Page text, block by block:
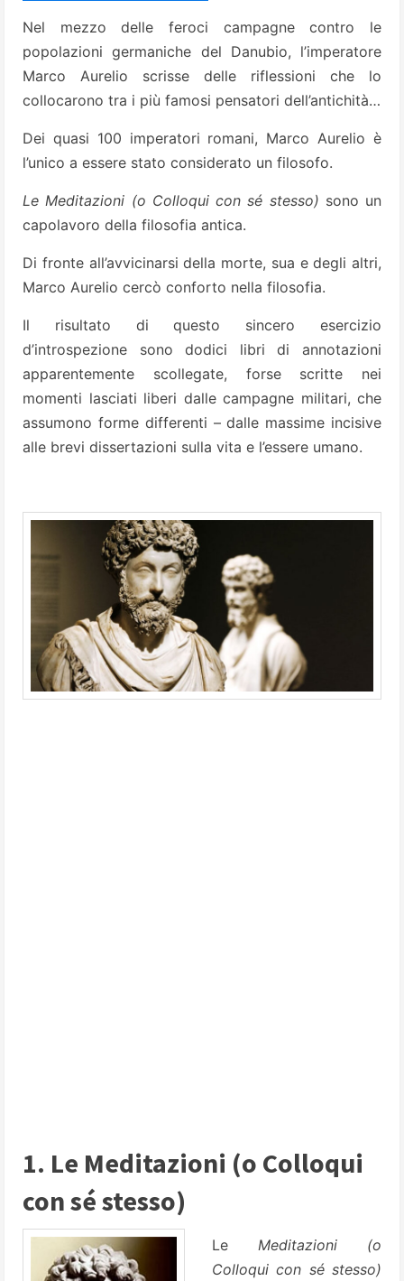
Nel mezzo delle feroci campagne contro le
popolazioni germaniche del Danubio, l’imperatore
Marco Aurelio scrisse delle riflessioni che lo
collocarono tra i più famosi pensatori dell’antichità…
Dei quasi 100 imperatori romani, Marco Aurelio è
l’unico a essere stato considerato un filosofo.
Le Meditazioni (o Colloqui con sé stesso) sono un
capolavoro della filosofia antica.
Di fronte all’avvicinarsi della morte, sua e degli altri,
Marco Aurelio cercò conforto nella filosofia.
Il risultato di questo sincero esercizio
d’introspezione sono dodici libri di annotazioni
apparentemente scollegate, forse scritte nei
momenti lasciati liberi dalle campagne militari, che
assumono forme differenti – dalle massime incisive
alle brevi dissertazioni sulla vita e l’essere umano.
1. Le Meditazioni (o Colloqui
con sé stesso)
Le Meditazioni (o
Colloqui con sé stesso)